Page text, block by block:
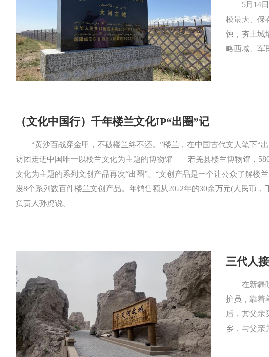
5月14
模最大、保
蚀，夯土城
略西域、军
（文化中国行）千年楼兰文化IP“出圈”记
“黄沙百战穿金甲，不破楼兰终不还。”楼兰，在中国古代文人笔下“
访团走进中国唯一以楼兰文化为主题的博物馆——若羌县楼兰博物馆，
文化为主题的系列文创产品再次“出圈”。“文创产品是一个让公众了解楼
发8个系列数百件楼兰文创产品。年销售额从2022年的30余万元(人民币，
负责人孙虎说。
三代人
在新疆
护员，靠着
后，其父亲
乡，与父亲